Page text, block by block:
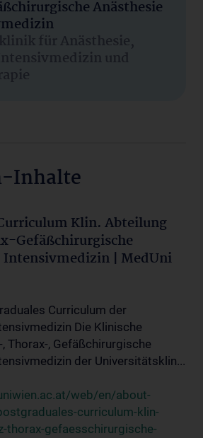
Anästhesie
für Anästhesie,
und
Inhalte
Klin. Abteilung
Gefäßchirurgische
Intensivmedizin | MedUni
Curriculum der
Die Klinische
Thorax-, Gefäßchirurgische
der Universitätsklin...
web/en/about-
curriculum-klin-
thorax-gefaesschirurgische-